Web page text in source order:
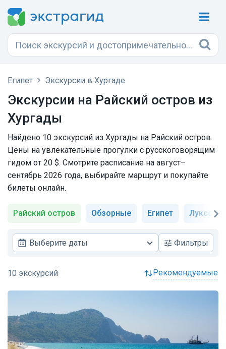
Египет Экскурсии в Хургаде
Экскурсии на Райский остров из
Хургады
Найдено 10 экскурсий из Хургады на Райский остров.
Цены на увлекательные прогулки с русскоговорящим
гидом от 20 $. Смотрите расписание на август–
сентябрь 2026 года, выбирайте маршрут и покупайте
билеты онлайн.
Райский остров Обзорные Египет Луксор
Выберите даты Фильтры
рекомендуемые